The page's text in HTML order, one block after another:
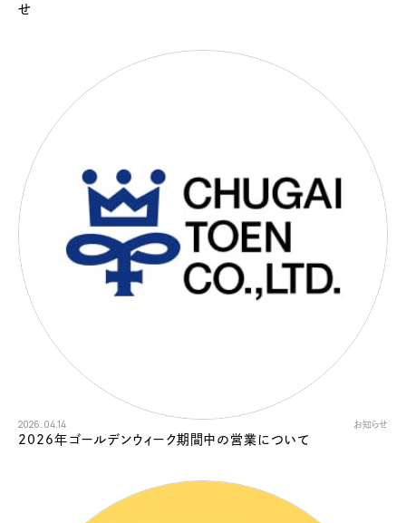
せ
2026.04.14 お知らせ
2026年ゴールデンウィーク期間中の営業について